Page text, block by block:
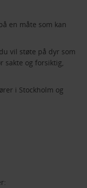
en måte som kan
vil støte på dyr som
sakte og forsiktig,
i Stockholm og